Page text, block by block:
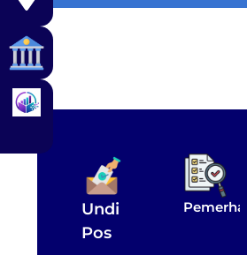
Undi
Pos
Pemerhati